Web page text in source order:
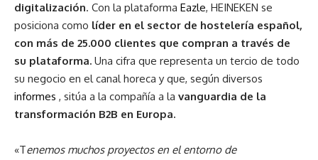
digitalización. Con la plataforma Eazle, HEINEKEN se
posiciona como líder en el sector de hostelería español,
con más de 25.000 clientes que compran a través de
su plataforma. Una cifra que representa un tercio de todo
su negocio en el canal horeca y que, según diversos
informes , sitúa a la compañía a la vanguardia de la
transformación B2B en Europa.
«Tenemos muchos proyectos en el entorno de